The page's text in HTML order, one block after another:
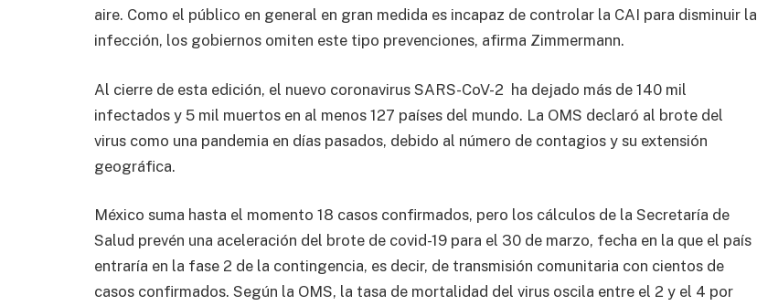
aire. Como el público en general en gran medida es incapaz de controlar la CAI para disminuir la
infección, los gobiernos omiten este tipo prevenciones, afirma Zimmermann.
Al cierre de esta edición, el nuevo coronavirus SARS-CoV-2 ha dejado más de 140 mil
infectados y 5 mil muertos en al menos 127 países del mundo. La OMS declaró al brote del
virus como una pandemia en días pasados, debido al número de contagios y su extensión
geográfica.
México suma hasta el momento 18 casos confirmados, pero los cálculos de la Secretaría de
Salud prevén una aceleración del brote de covid-19 para el 30 de marzo, fecha en la que el país
entraría en la fase 2 de la contingencia, es decir, de transmisión comunitaria con cientos de
casos confirmados. Según la OMS, la tasa de mortalidad del virus oscila entre el 2 y el 4 por